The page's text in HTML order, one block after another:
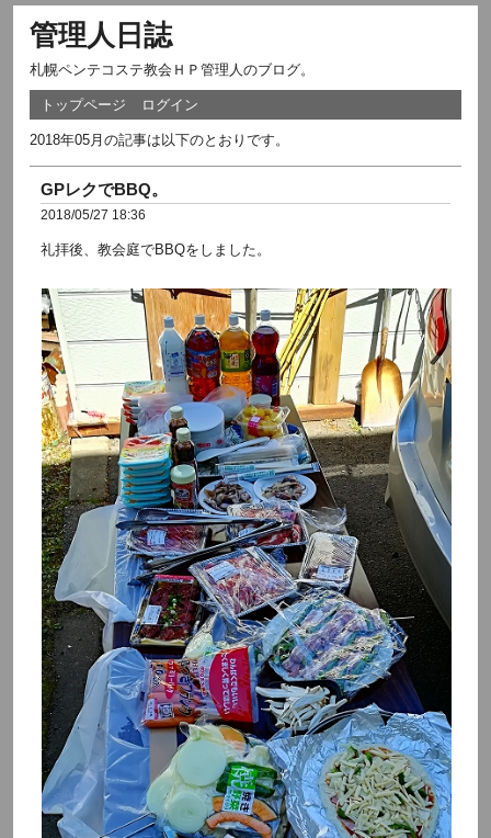
管理人日誌
札幌ペンテコステ教会ＨＰ管理人のブログ。
トップページ ログイン
2018年05月の記事は以下のとおりです。
GPレクでBBQ。
2018/05/27 18:36
礼拝後、教会庭でBBQをしました。